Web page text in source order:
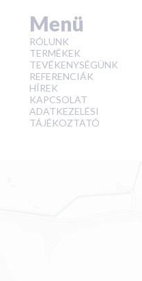
Menü
RÓLUNK
TERMÉKEK
TEVÉKENYSÉGÜNK
REFERENCIÁK
HÍREK
KAPCSOLAT
ADATKEZELÉSI
TÁJÉKOZTATÓ